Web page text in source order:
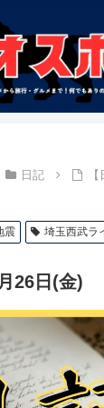
日記
震 埼玉西武ラ
26日(金)